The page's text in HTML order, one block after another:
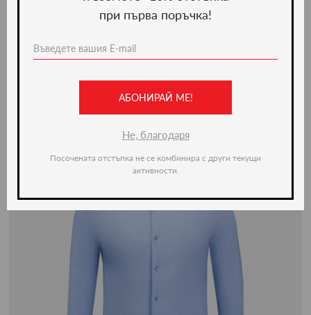
Ние препоръчваме
при първа поръчка!
АБОНИРАЙ МЕ!
Не, благодаря
Посочената отстъпка не се комбинира с други текущи
активности.